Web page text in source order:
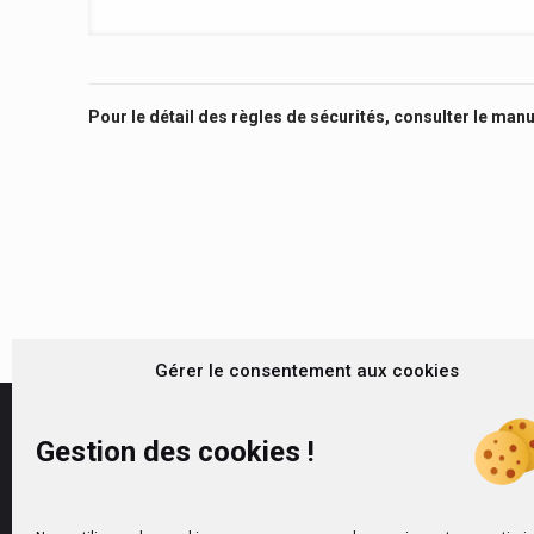
Gérer le consentement aux cookies
Gestion des cookies !
Pour le détail des règles de sécurités, consulter le